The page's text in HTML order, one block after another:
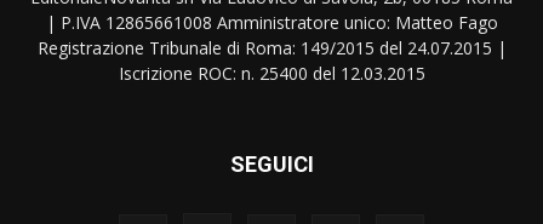
| P.IVA 12865661008 Amministratore unico: Matteo Fago
Registrazione Tribunale di Roma: 149/2015 del 24.07.2015 |
Iscrizione ROC: n. 25400 del 12.03.2015
SEGUICI